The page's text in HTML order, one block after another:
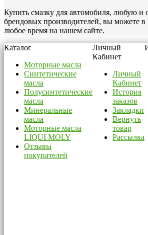
Купить смазку для автомобиля, любую и
брендовых производителей, вы можете в
любое время на нашем сайте.
Каталог
Моторные масла
Синтетические
масла
Полусинтетические
масла
Минеральные
масла
Моторные масла
LIQUI MOLY
Отзывы
покупателей
Личный
Кабинет
Личный
Кабинет
История
заказов
Закладки
Вернуть
товар
Рассылка